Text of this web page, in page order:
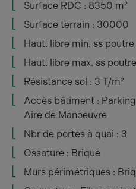
Surface RDC : 8350 m²
Surface terrain : 30000
Haut. libre min. ss poutre
Haut. libre max. ss
Résistance sol : 3 T/m²
Accès bâtiment :
Aire de Manoeuvre
Nbr de portes à quai : 3
Ossature : Brique
Murs périmétriques :